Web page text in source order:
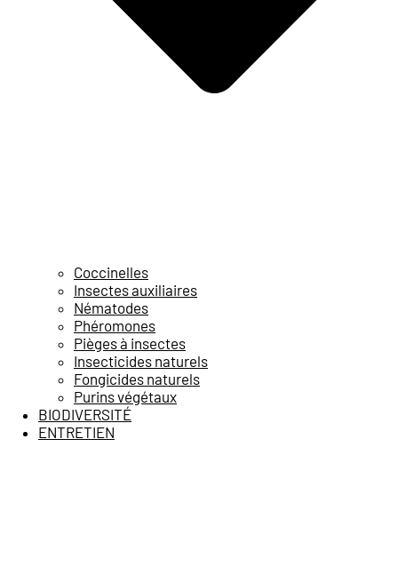
Coccinelles
Insectes auxiliaires
Nématodes
Phéromones
Pièges à insectes
Insecticides naturels
Fongicides naturels
Purins végétaux
BIODIVERSITÉ
ENTRETIEN